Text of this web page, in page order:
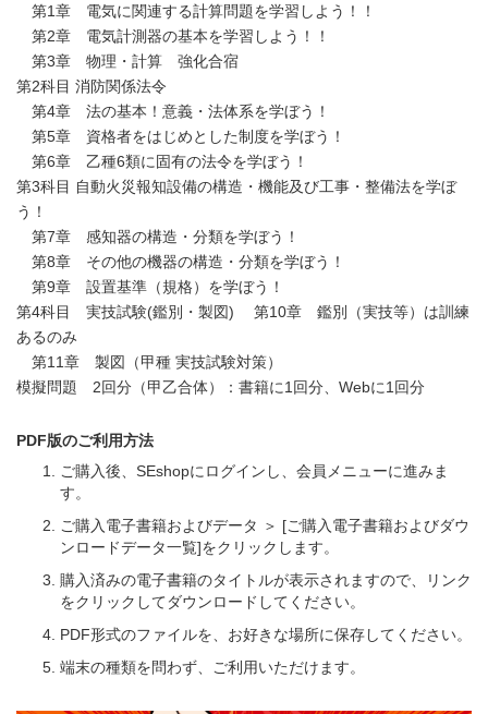
第1章 電気に関連する計算問題を学習しよう！！
第2章 電気計測器の基本を学習しよう！！
第3章 物理・計算 強化合宿
第2科目 消防関係法令
第4章 法の基本！意義・法体系を学ぼう！
第5章 資格者をはじめとした制度を学ぼう！
第6章 乙種6類に固有の法令を学ぼう！
第3科目 自動火災報知設備の構造・機能及び工事・整備法を学ぼ
う！
第7章 感知器の構造・分類を学ぼう！
第8章 その他の機器の構造・分類を学ぼう！
第9章 設置基準（規格）を学ぼう！
第4科目 実技試験(鑑別・製図) 第10章 鑑別（実技等）は訓練
あるのみ
第11章 製図（甲種 実技試験対策）
模擬問題 2回分（甲乙合体）：書籍に1回分、Webに1回分
PDF版のご利用方法
ご購入後、SEshopにログインし、会員メニューに進みま
す。
ご購入電子書籍およびデータ ＞ [ご購入電子書籍およびダウ
ンロードデータ一覧]をクリックします。
購入済みの電子書籍のタイトルが表示されますので、リンク
をクリックしてダウンロードしてください。
PDF形式のファイルを、お好きな場所に保存してください。
端末の種類を問わず、ご利用いただけます。